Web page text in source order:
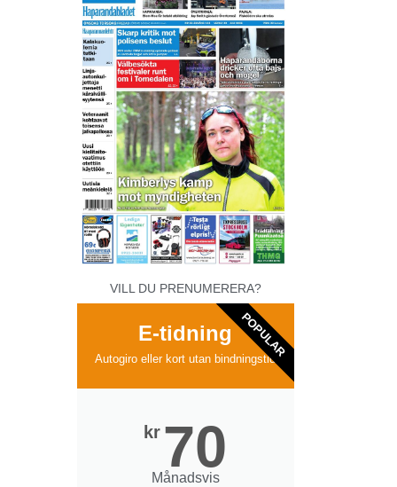
VILL DU PRENUMERERA?
E-tidning
Autogiro eller kort utan bindningstid
kr 70
Månadsvis
POPULAR